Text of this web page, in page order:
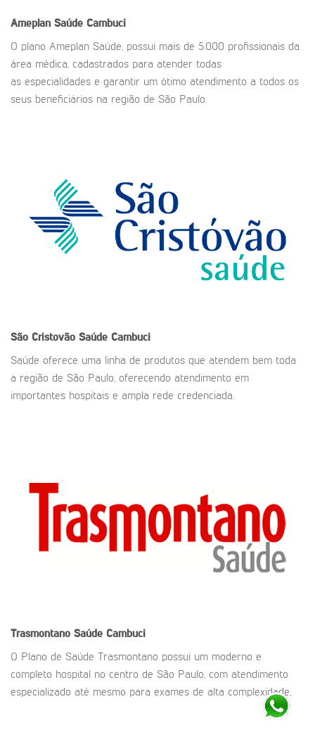
Ameplan Saúde Cambuci
O plano Ameplan Saúde, possui mais de 5.000 profissionais da
área médica, cadastrados para atender todas
as especialidades e garantir um ótimo atendimento a todos os
seus beneficiários na região de São Paulo.
São Cristovão Saúde Cambuci
Saúde oferece uma linha de produtos que atendem bem toda
a região de São Paulo, oferecendo atendimento em
importantes hospitais e ampla rede credenciada.
Trasmontano Saúde Cambuci
O Plano de Saúde Trasmontano possui um moderno e
completo hospital no centro de São Paulo, com atendimento
especializado até mesmo para exames de alta complexidade,